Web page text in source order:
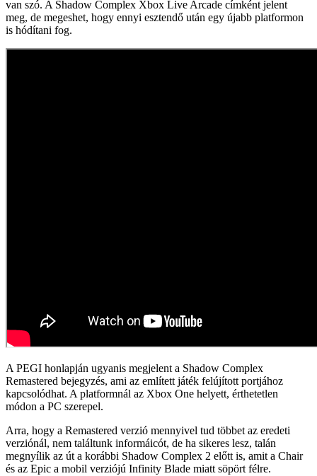
van szó. A Shadow Complex Xbox Live Arcade címként jelent
meg, de megeshet, hogy ennyi esztendő után egy újabb platformon
is hódítani fog.
A PEGI honlapján ugyanis megjelent a Shadow Complex
Remastered bejegyzés, ami az említett játék felújított portjához
kapcsolódhat. A platformnál az Xbox One helyett, érthetetlen
módon a PC szerepel.
Arra, hogy a Remastered verzió mennyivel tud többet az eredeti
verziónál, nem találtunk informáicót, de ha sikeres lesz, talán
megnyílik az út a korábbi Shadow Complex 2 előtt is, amit a Chair
és az Epic a mobil verziójú Infinity Blade miatt söpört félre.